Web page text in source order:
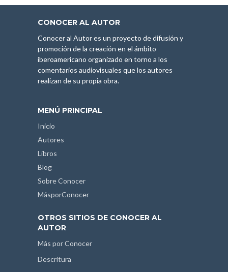
CONOCER AL AUTOR
Conocer al Autor es un proyecto de difusión y
promoción de la creación en el ámbito
iberoamericano organizado en torno a los
comentarios audiovisuales que los autores
realizan de su propia obra.
MENÚ PRINCIPAL
Inicio
Autores
Libros
Blog
Sobre Conocer
MásporConocer
OTROS SITIOS DE CONOCER AL
AUTOR
Más por Conocer
Descritura